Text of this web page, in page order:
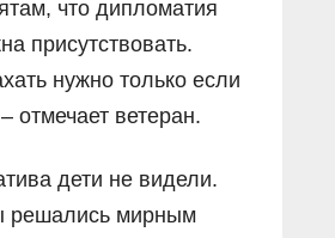
что дипломатия
присутствовать.
нужно только если
отмечает ветеран.
дети не видели.
решались мирным